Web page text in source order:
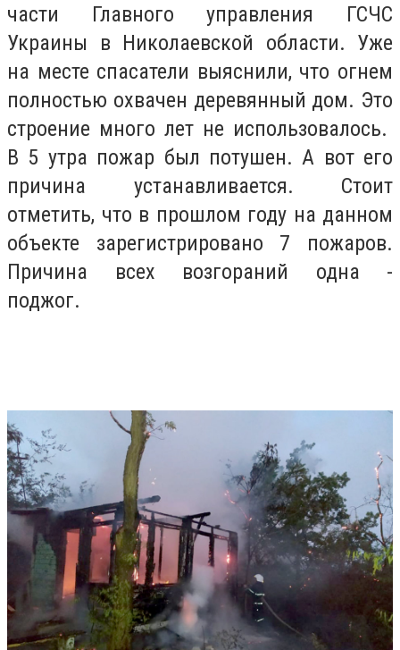
части Главного управления ГСЧС
Украины в Николаевской области. Уже
на месте спасатели выяснили, что огнем
полностью охвачен деревянный дом. Это
строение много лет не использовалось.
В 5 утра пожар был потушен. А вот его
причина устанавливается. Стоит
отметить, что в прошлом году на данном
объекте зарегистрировано 7 пожаров.
Причина всех возгораний одна -
поджог.